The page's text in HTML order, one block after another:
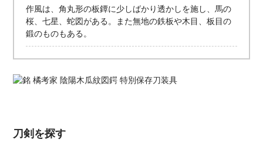
作風は、角丸形の板鐔に少しばかり透かしを施し、馬の
桜、七星、蛇図がある。また無地の鉄板や木目、板目の
鍛のものもある。
刀剣を探す